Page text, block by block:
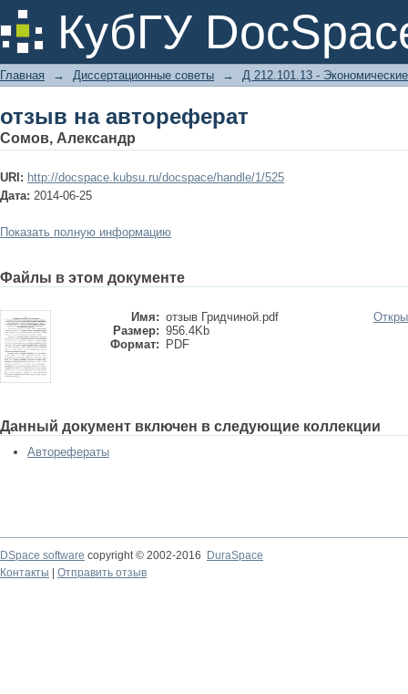
КубГУ
отзыв на автореферат
Главная → Диссертационные советы → Д 212.101.13 -
отзыв на автореферат
Сомов, Александр
URI: http://docspace.kubsu.ru/docspace/handle/1/525
Дата: 2014-06-25
Показать полную информацию
Файлы в этом документе
Имя: отзыв Гридчиной.pdf
Размер: 956.4Kb
Формат:
PDF
Данный документ включен в следующие коллекции
Авторефераты
DSpace software copyright © 2002-2016
DuraSpace
Контакты
Отправить отзыв